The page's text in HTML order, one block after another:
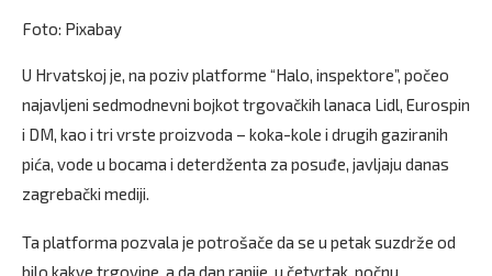
Foto: Pixabay
U Hrvatskoj je, na poziv platforme “Halo, inspektore”, počeo
najavljeni sedmodnevni bojkot trgovačkih lanaca Lidl, Eurospin
i DM, kao i tri vrste proizvoda – koka-kole i drugih gaziranih
pića, vode u bocama i deterdženta za posuđe, javljaju danas
zagrebački mediji.
Ta platforma pozvala je potrošače da se u petak suzdrže od
bilo kakve trgovine, a da dan ranije, u četvrtak, počnu